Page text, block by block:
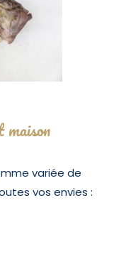
variée de
vos envies :